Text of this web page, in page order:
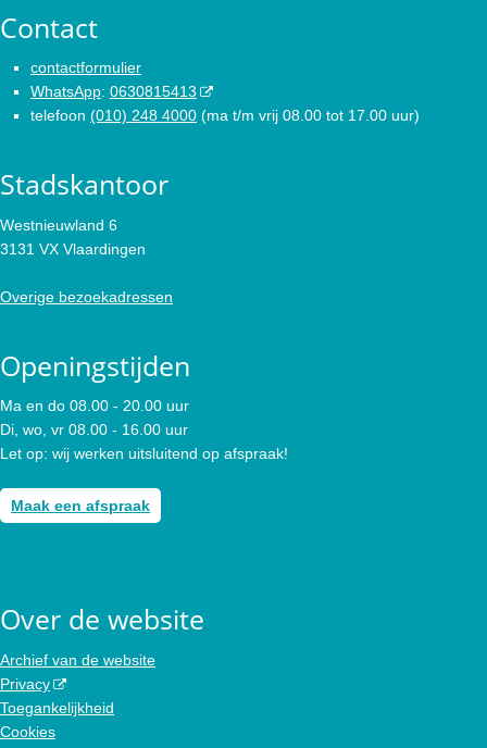
Contact
contactformulier
WhatsApp: 0630815413
telefoon (010) 248 4000 (ma t/m vrij 08.00 tot 17.00 uur)
Stadskantoor
Westnieuwland 6
3131 VX Vlaardingen
Overige bezoekadressen
Openingstijden
Ma en do 08.00 - 20.00 uur
Di, wo, vr 08.00 - 16.00 uur
Let op: wij werken uitsluitend op afspraak!
Maak een afspraak
Over de website
Archief van de website
Privacy
Toegankelijkheid
Cookies